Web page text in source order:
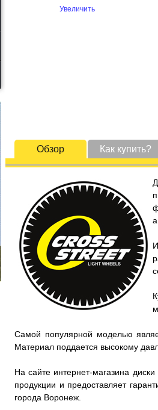
Увеличить
Обзор Как купить?
Самой популярной моделью
Материал поддается высокому
На сайте интернет-магазина
продукции и предоставляет
города Воронеж.